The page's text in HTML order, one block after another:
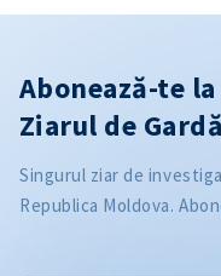
Abonează-te la
Ziarul de Gardă
Singurul ziar de
Republica Moldova.